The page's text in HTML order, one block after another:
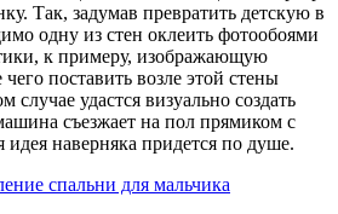
Так, задумав превратить детскую в
одну из стен оклеить фотообоями
к примеру, изображающую
поставить возле этой стены
случае удастся визуально создать
съезжает на пол прямиком с
наверняка придется по душе.